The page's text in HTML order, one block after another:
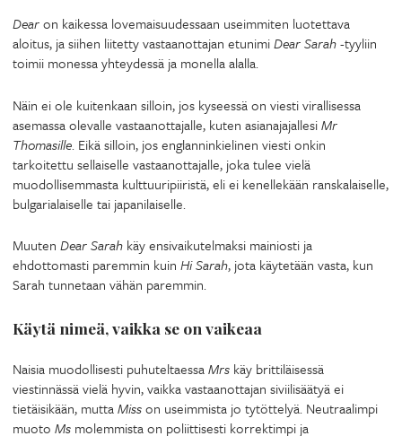
Dearon kaikessa lovemaisuudessaan useimmiten luotettava
aloitus, ja siihen liitetty vastaanottajan etunimiDear Sarah-tyyliin
toimii monessa yhteydessä ja monella alalla.
Näin ei ole kuitenkaan silloin, jos kyseessä on viesti virallisessa
asemassa olevalle vastaanottajalle, kuten asianajajallesiMr
Thomasille. Eikä silloin, jos englanninkielinen viesti onkin
tarkoitettu sellaiselle vastaanottajalle, joka tulee vielä
muodollisemmasta kulttuuripiiristä, eli ei kenellekään ranskalaiselle,
bulgarialaiselle tai japanilaiselle.
Muuten Dear Sarah käy ensivaikutelmaksi mainiosti ja
ehdottomasti paremmin kuin Hi Sarah, jota käytetään vasta, kun
Sarah tunnetaan vähän paremmin.
Käytä nimeä, vaikka se on vaikeaa
Naisia muodollisesti puhuteltaessaMrs käy brittiläisessä
viestinnässä vielä hyvin, vaikka vastaanottajan siviilisäätyä ei
tietäisikään, muttaMisson useimmista jo tytöttelyä. Neutraalimpi
muoto Ms molemmista on poliittisesti korrektimpi ja